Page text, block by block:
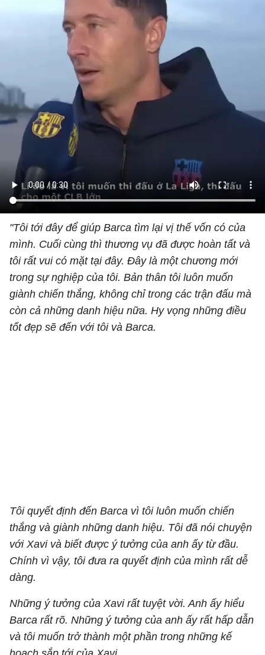
"Tôi tới đây để giúp Barca tìm lại vị thế vốn có của
mình. Cuối cùng thì thương vụ đã được hoàn tất và
tôi rất vui có mặt tại đây. Đây là một chương mới
trong sự nghiệp của tôi. Bản thân tôi luôn muốn
giành chiến thắng, không chỉ trong các trận đấu mà
còn cả những danh hiệu nữa. Hy vọng những điều
tốt đẹp sẽ đến với tôi và Barca.
Tôi quyết định đến Barca vì tôi luôn muốn chiến
thắng và giành những danh hiệu. Tôi đã nói chuyện
với Xavi và biết được ý tưởng của anh ấy từ đầu.
Chính vì vậy, tôi đưa ra quyết định của mình rất dễ
dàng.
Những ý tưởng của Xavi rất tuyệt vời. Anh ấy hiểu
Barca rất rõ. Những ý tưởng của anh ấy rất hấp dẫn
và tôi muốn trở thành một phần trong những kế